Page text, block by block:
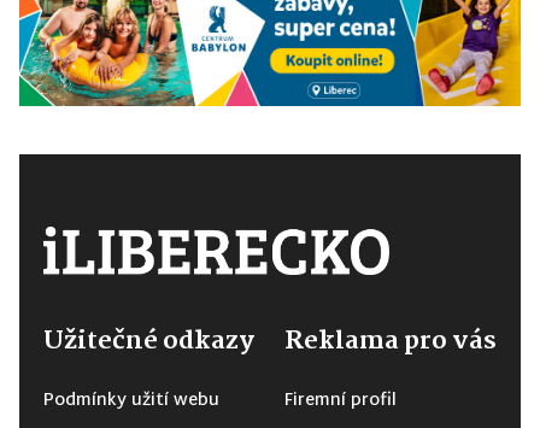
Užitečné odkazy
Podmínky užití webu
Reklama pro vás
Firemní profil